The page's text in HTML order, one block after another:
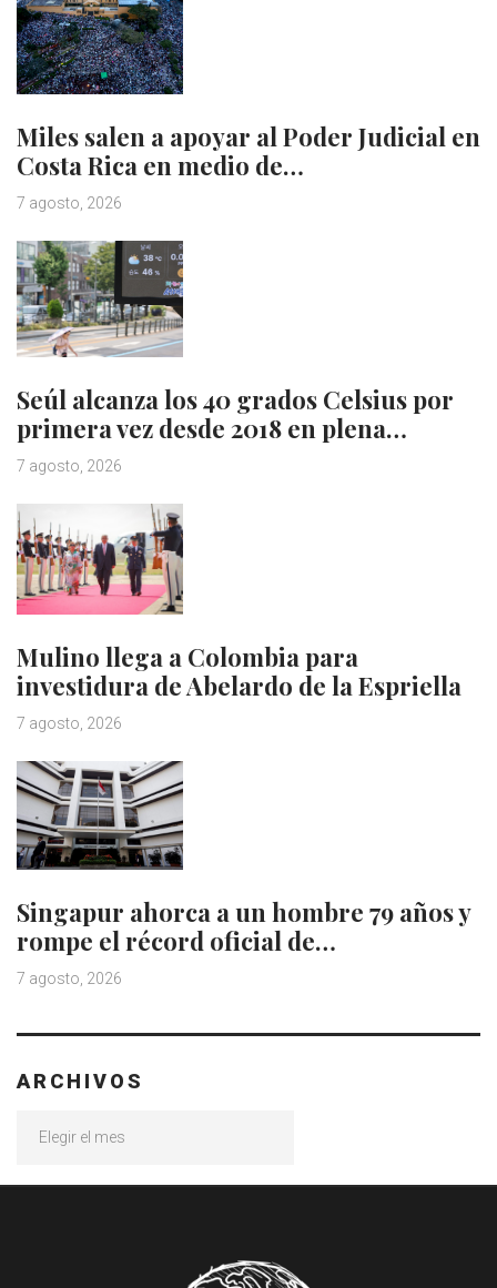
Miles salen a apoyar al Poder Judicial en
Costa Rica en medio de…
7 agosto, 2026
Seúl alcanza los 40 grados Celsius por
primera vez desde 2018 en plena…
7 agosto, 2026
Mulino llega a Colombia para
investidura de Abelardo de la Espriella
7 agosto, 2026
Singapur ahorca a un hombre 79 años y
rompe el récord oficial de…
7 agosto, 2026
ARCHIVOS